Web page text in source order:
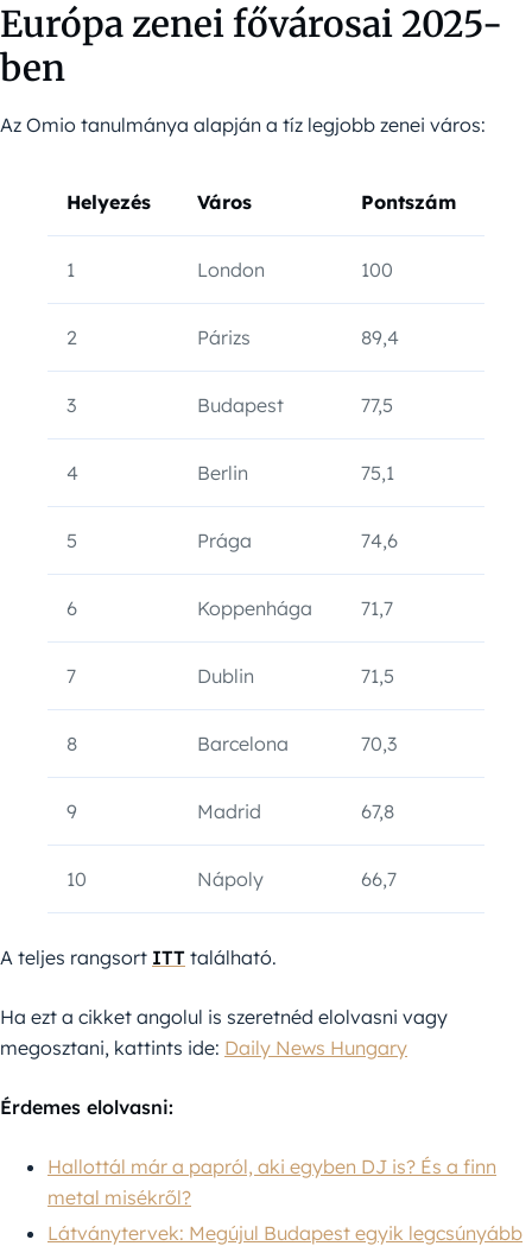
Európa zenei fővárosai 2025-
ben
Az Omio tanulmánya alapján a tíz legjobb zenei város:
Helyezés Város Pontszám
1 London 100
2 Párizs 89,4
3 Budapest 77,5
4 Berlin 75,1
5 Prága 74,6
6 Koppenhága 71,7
7 Dublin 71,5
8 Barcelona 70,3
9 Madrid 67,8
10 Nápoly 66,7
A teljes rangsort ITT található.
Ha ezt a cikket angolul is szeretnéd elolvasni vagy
megosztani, kattints ide: Daily News Hungary
Érdemes elolvasni:
Hallottál már a papról, aki egyben DJ is? És a finn
metal misékről?
Látványtervek: Megújul Budapest egyik legcsúnyább